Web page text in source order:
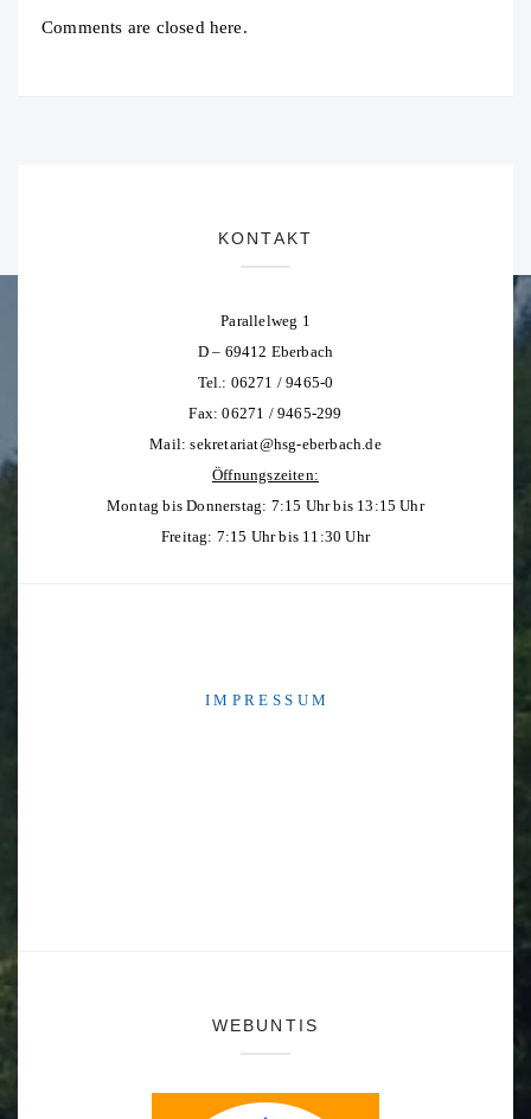
Comments are closed here.
KONTAKT
Parallelweg 1
D – 69412 Eberbach
Tel.: 06271 / 9465-0
Fax: 06271 / 9465-299
Mail:sekretariat@hsg-eberbach.de
Öffnungszeiten:
Montag bis Donnerstag: 7:15 Uhr bis 13:15 Uhr
Freitag: 7:15 Uhr bis 11:30 Uhr
I M P R E S S U M
WEBUNTIS